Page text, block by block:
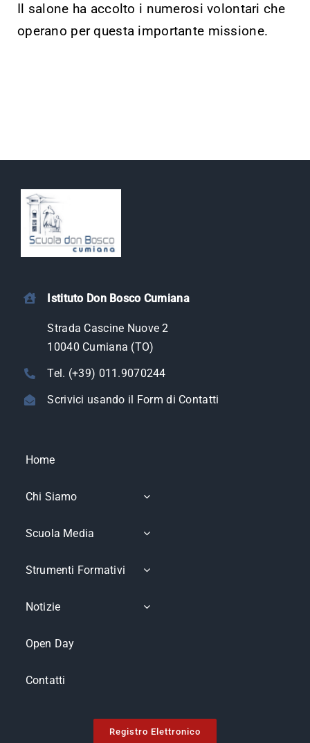
Il salone ha accolto i numerosi volontari che
operano per questa importante missione.
Istituto Don Bosco Cumiana
Strada Cascine Nuove 2
10040 Cumiana (TO)
Tel. (+39) 011.9070244
Scrivici usando il Form di Contatti
Home
Chi Siamo
Scuola Media
Strumenti Formativi
Notizie
Open Day
Contatti
Registro Elettronico